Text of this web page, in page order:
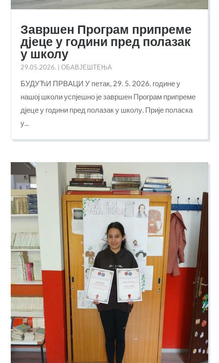
Завршен Програм припреме
дјеце у години пред полазак
у школу
29.05.2026. |ОБАВЈЕШТЕЊА
БУДУЋИ ПРВАЦИ У петак, 29. 5. 2026. године у
нашој школи успјешно је завршен Програм припреме
дјеце у години пред полазак у школу. Прије поласка
у...